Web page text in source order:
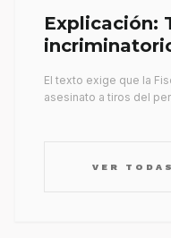
Explicación:
El texto exige que la
asesinato a tiros del
VER